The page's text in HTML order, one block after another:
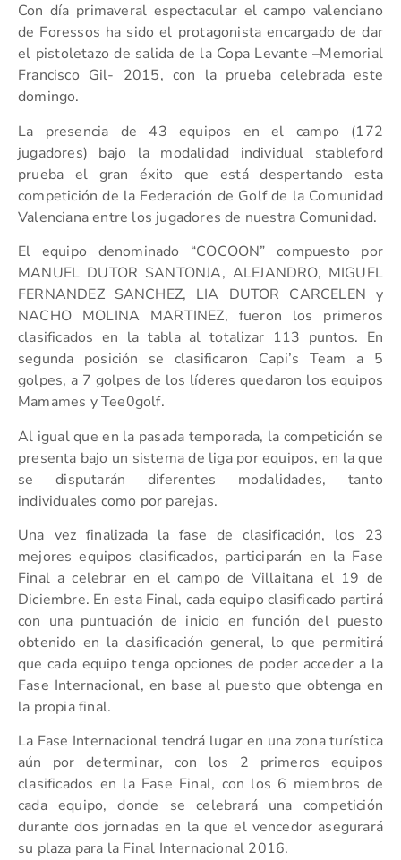
Con día primaveral espectacular el campo valenciano
de Foressos ha sido el protagonista encargado de dar
el pistoletazo de salida de la Copa Levante –Memorial
Francisco Gil- 2015, con la prueba celebrada este
domingo.
La presencia de 43 equipos en el campo (172
jugadores) bajo la modalidad individual stableford
prueba el gran éxito que está despertando esta
competición de la Federación de Golf de la Comunidad
Valenciana entre los jugadores de nuestra Comunidad.
El equipo denominado “COCOON” compuesto por
MANUEL DUTOR SANTONJA, ALEJANDRO, MIGUEL
FERNANDEZ SANCHEZ, LIA DUTOR CARCELEN y
NACHO MOLINA MARTINEZ, fueron los primeros
clasificados en la tabla al totalizar 113 puntos. En
segunda posición se clasificaron Capi’s Team a 5
golpes, a 7 golpes de los líderes quedaron los equipos
Mamames y Tee0golf.
Al igual que en la pasada temporada, la competición se
presenta bajo un sistema de liga por equipos, en la que
se disputarán diferentes modalidades, tanto
individuales como por parejas.
Una vez finalizada la fase de clasificación, los 23
mejores equipos clasificados, participarán en la Fase
Final a celebrar en el campo de Villaitana el 19 de
Diciembre. En esta Final, cada equipo clasificado partirá
con una puntuación de inicio en función del puesto
obtenido en la clasificación general, lo que permitirá
que cada equipo tenga opciones de poder acceder a la
Fase Internacional, en base al puesto que obtenga en
la propia final.
La Fase Internacional tendrá lugar en una zona turística
aún por determinar, con los 2 primeros equipos
clasificados en la Fase Final, con los 6 miembros de
cada equipo, donde se celebrará una competición
durante dos jornadas en la que el vencedor asegurará
su plaza para la Final Internacional 2016.